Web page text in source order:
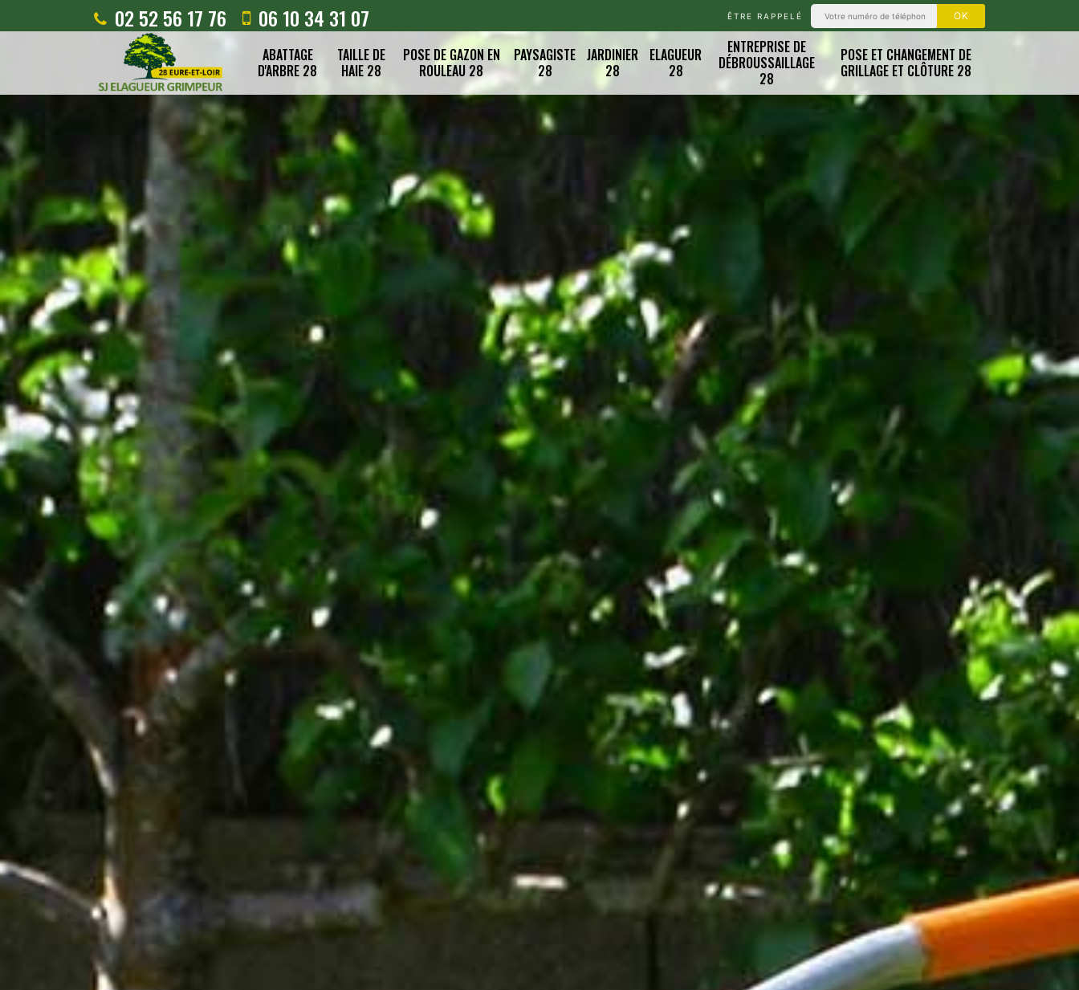
02 52 56 17 76 06 10 34 31 07 ÊTRE RAPPELÉ
ABATTAGE
D'ARBRE 28
TAILLE DE
HAIE 28
POSE DE GAZON EN
ROULEAU 28
PAYSAGISTE
28
JARDINIER
28
ELAGUEUR
28
ENTREPRISE DE
DÉBROUSSAILLAGE
28
POSE ET CHANGEMENT DE
GRILLAGE ET CLÔTURE 28